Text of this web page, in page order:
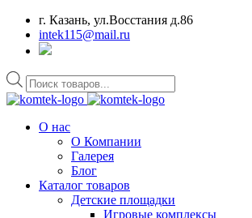
г. Казань, ул.Восстания д.86
intek115@mail.ru
Поиск
товаров
О нас
О Компании
Галерея
Блог
Каталог товаров
Детские площадки
Игровые комплексы